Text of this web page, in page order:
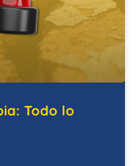
Todo lo